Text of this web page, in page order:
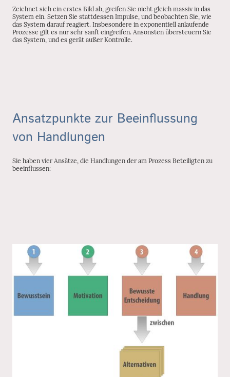
Zeichnet sich ein erstes Bild ab, greifen Sie nicht gleich massiv in das
System ein. Setzen Sie stattdessen Impulse, und beobachten Sie, wie
das System darauf reagiert. Insbesondere in exponentiell anlaufende
Prozesse gilt es nur sehr sanft eingreifen. Ansonsten übersteuern Sie
das System, und es gerät außer Kontrolle.
Ansatzpunkte zur Beeinflussung
von Handlungen
Sie haben vier Ansätze, die Handlungen der am Prozess Beteiligten zu
beeinflussen: